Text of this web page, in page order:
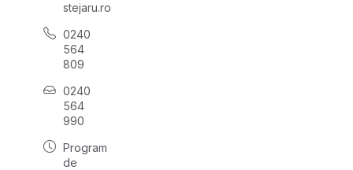
stejaru.ro
0240
564
809
0240
564
990
Program
de